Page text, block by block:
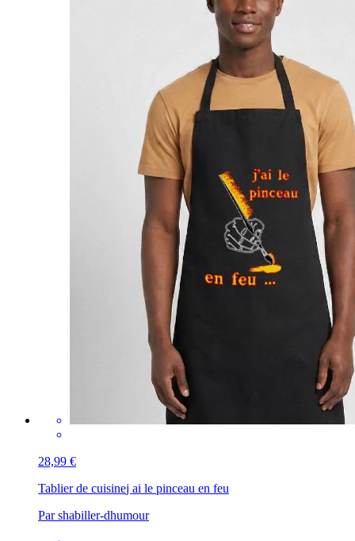
28,99 €
Tablier de cuisinej ai le pinceau en feu
Par shabiller-dhumour